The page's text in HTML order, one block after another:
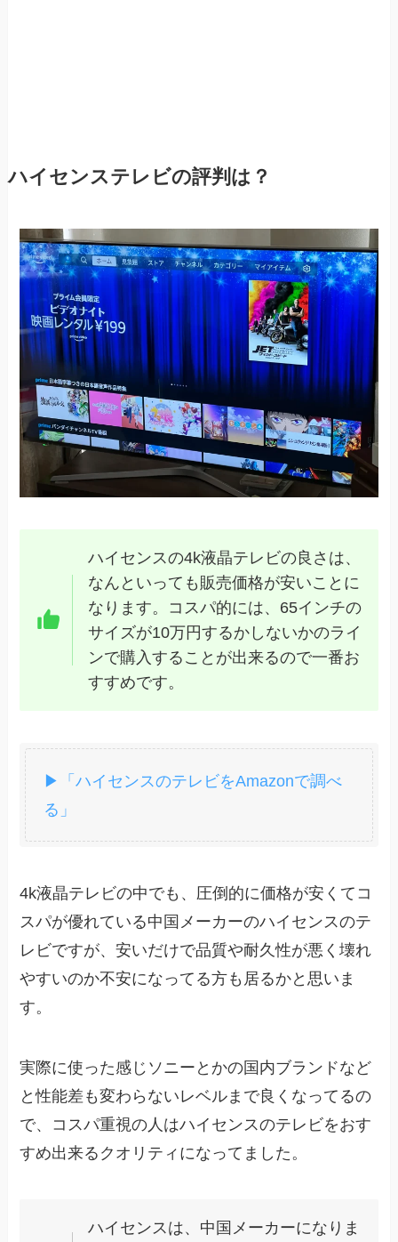
ハイセンステレビの評判は？
ハイセンスの4k液晶テレビの良さは、
なんといっても販売価格が安いことに
なります。コスパ的には、65インチの
サイズが10万円するかしないかのライ
ンで購入することが出来るので一番お
すすめです。
▶「ハイセンスのテレビをAmazonで調べ
る」
4k液晶テレビの中でも、圧倒的に価格が安くてコ
スパが優れている中国メーカーのハイセンスのテ
レビですが、安いだけで品質や耐久性が悪く壊れ
やすいのか不安になってる方も居るかと思いま
す。
実際に使った感じソニーとかの国内ブランドなど
と性能差も変わらないレベルまで良くなってるの
で、コスパ重視の人はハイセンスのテレビをおす
すめ出来るクオリティになってました。
ハイセンスは、中国メーカーになりま